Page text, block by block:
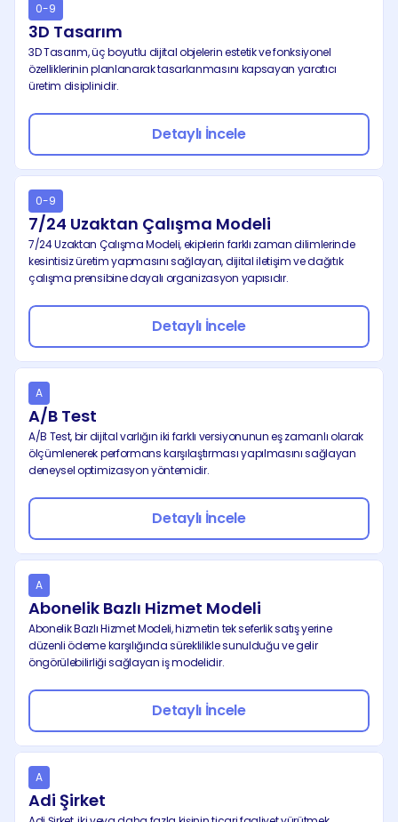
0-9
3D Tasarım
3D Tasarım, üç boyutlu dijital objelerin estetik ve fonksiyonel
özelliklerinin planlanarak tasarlanmasını kapsayan yaratıcı
üretim disiplinidir.
Detaylı İncele
0-9
7/24 Uzaktan Çalışma Modeli
7/24 Uzaktan Çalışma Modeli, ekiplerin farklı zaman dilimlerinde
kesintisiz üretim yapmasını sağlayan, dijital iletişim ve dağıtık
çalışma prensibine dayalı organizasyon yapısıdır.
Detaylı İncele
A
A/B Test
A/B Test, bir dijital varlığın iki farklı versiyonunun eş zamanlı olarak
ölçümlenerek performans karşılaştırması yapılmasını sağlayan
deneysel optimizasyon yöntemidir.
Detaylı İncele
A
Abonelik Bazlı Hizmet Modeli
Abonelik Bazlı Hizmet Modeli, hizmetin tek seferlik satış yerine
düzenli ödeme karşılığında süreklilikle sunulduğu ve gelir
öngörülebilirliği sağlayan iş modelidir.
Detaylı İncele
A
Adi Şirket